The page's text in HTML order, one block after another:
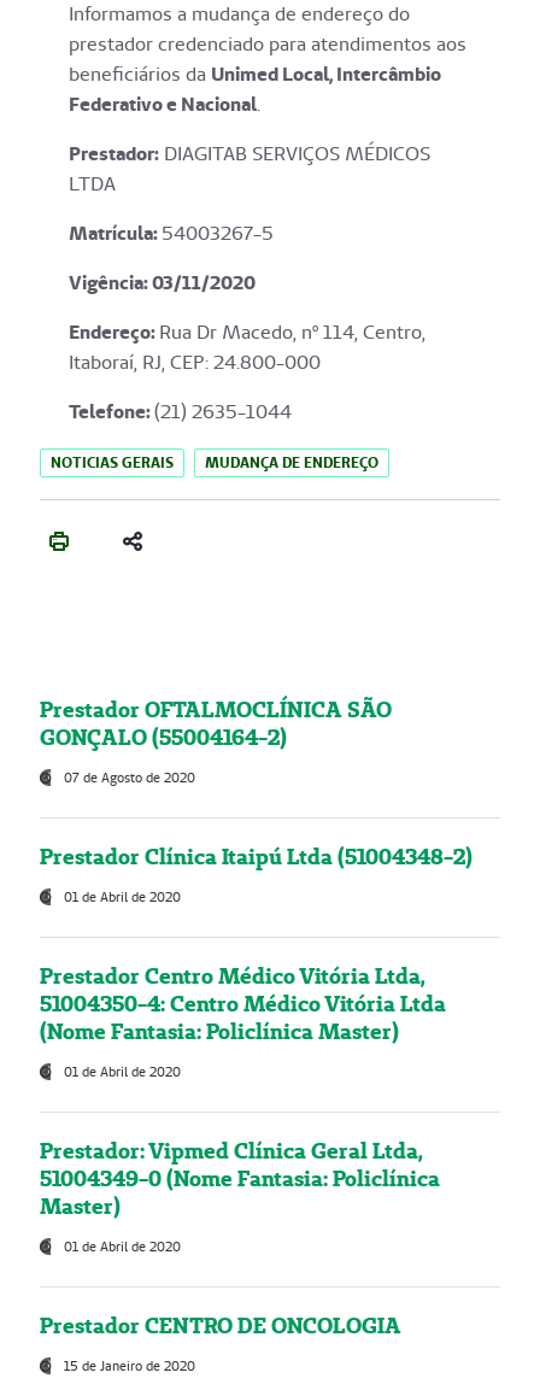
Informamos a mudança de endereço do
prestador credenciado para atendimentos aos
beneficiários da Unimed Local, Intercâmbio
Federativo e Nacional.
Prestador: DIAGITAB SERVIÇOS MÉDICOS
LTDA
Matrícula:54003267-5
Vigência: 03/11/2020
Endereço:Rua Dr Macedo, nº 114, Centro,
Itaboraí, RJ, CEP: 24.800-000
Telefone:(21) 2635-1044
NOTICIAS GERAIS MUDANÇA DE ENDEREÇO
Prestador OFTALMOCLÍNICA SÃO
GONÇALO (55004164-2)
07 de Agosto de 2020
Prestador Clínica Itaipú Ltda (51004348-2)
01 de Abril de 2020
Prestador Centro Médico Vitória Ltda,
51004350-4: Centro Médico Vitória Ltda
(Nome Fantasia: Policlínica Master)
01 de Abril de 2020
Prestador: Vipmed Clínica Geral Ltda,
51004349-0 (Nome Fantasia: Policlínica
Master)
01 de Abril de 2020
Prestador CENTRO DE ONCOLOGIA
15 de Janeiro de 2020